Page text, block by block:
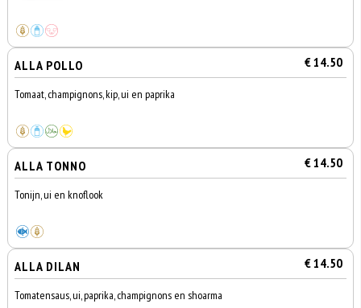
ALLA POLLO € 14.50
Tomaat, champignons, kip, ui en paprika
ALLA TONNO € 14.50
Tonijn, ui en knoflook
ALLA DILAN € 14.50
Tomatensaus, ui, paprika, champignons en shoarma